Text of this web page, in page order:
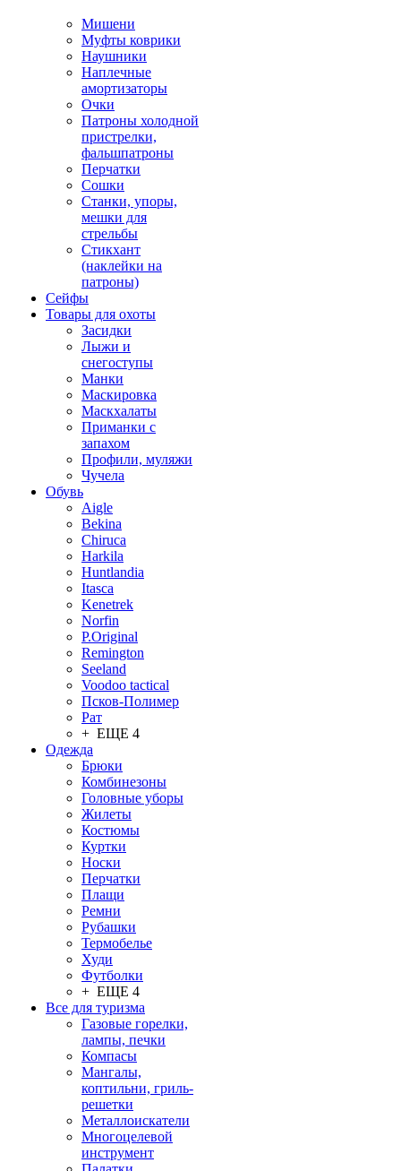
Мишени
Муфты коврики
Наушники
Наплечные
амортизаторы
Очки
Патроны холодной
пристрелки,
фальшпатроны
Перчатки
Сошки
Станки, упоры,
мешки для
стрельбы
Стикхант
(наклейки на
патроны)
Сейфы
Товары для охоты
Засидки
Лыжи и
снегоступы
Манки
Маскировка
Маскхалаты
Приманки с
запахом
Профили, муляжи
Чучела
Обувь
Aigle
Bekina
Chiruсa
Harkila
Huntlandia
Itasca
Kenetrek
Norfin
P.Original
Remington
Seeland
Voodoo tactical
Псков-Полимер
Рат
+ ЕЩЕ 4
Одежда
Брюки
Комбинезоны
Головные уборы
Жилеты
Костюмы
Куртки
Носки
Перчатки
Плащи
Ремни
Рубашки
Термобелье
Худи
Футболки
+ ЕЩЕ 4
Все для туризма
Газовые горелки,
лампы, печки
Компасы
Мангалы,
коптильни, гриль-
решетки
Металлоискатели
Многоцелевой
инструмент